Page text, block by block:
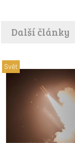
Další články
Svět